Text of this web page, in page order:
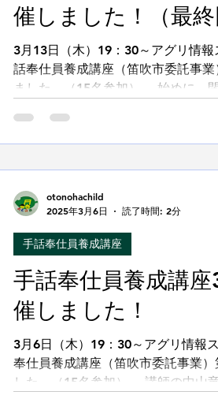
催しました！（最終
3月13日（木）19：30～アグリ情
話奉仕員養成講座（笛吹市委託事
ました。（15名参加） 始めに、閉
受け取りました。👏...
手話奉仕員養成講
催しました！
3月6日（木）19：30～アグリ情報
奉仕員養成講座（笛吹市委託事業）
した。（15名参加） 講師の中山竜
手話奉仕員養成講座
otonohachild
2025年3月6日
読了時間: 2分